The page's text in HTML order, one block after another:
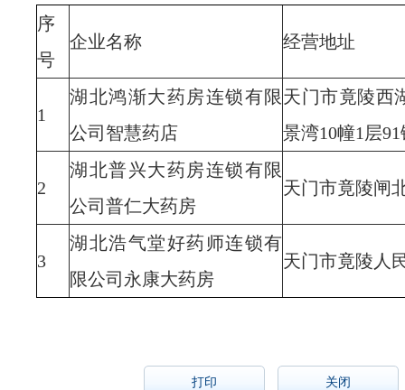
序
号
企业名称 经营地址
1
湖北鸿渐大药房连锁有限
公司智慧药店
天门市竟陵西
景湾10幢1层91
2
湖北普兴大药房连锁有限
公司普仁大药房
天门市竟陵闸
3
湖北浩气堂好药师连锁有
限公司永康大药房
天门市竟陵人
打印 关闭